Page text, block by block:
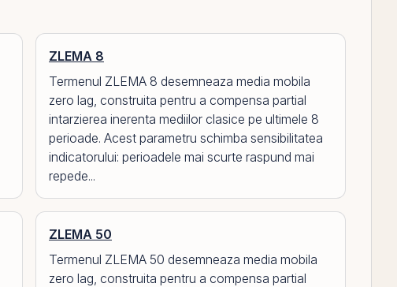
ZLEMA 8
Termenul ZLEMA 8 desemneaza media mobila
zero lag, construita pentru a compensa partial
intarzierea inerenta mediilor clasice pe ultimele 8
perioade. Acest parametru schimba sensibilitatea
indicatorului: perioadele mai scurte raspund mai
repede...
ZLEMA 50
Termenul ZLEMA 50 desemneaza media mobila
zero lag, construita pentru a compensa partial